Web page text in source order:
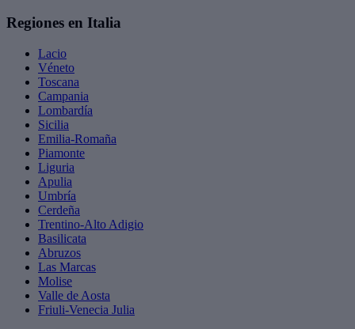
Regiones en Italia
Lacio
Véneto
Toscana
Campania
Lombardía
Sicilia
Emilia-Romaña
Piamonte
Liguria
Apulia
Umbría
Cerdeña
Trentino-Alto Adigio
Basilicata
Abruzos
Las Marcas
Molise
Valle de Aosta
Friuli-Venecia Julia